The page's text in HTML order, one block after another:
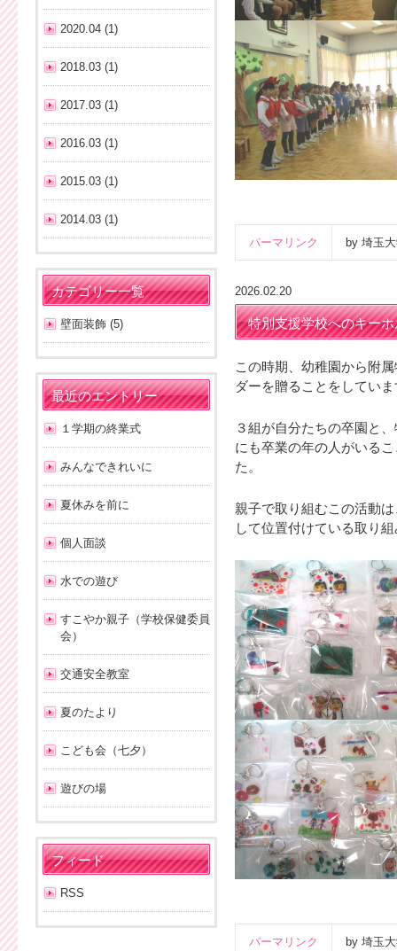
パーマリンク by 埼玉
2026.02.20
特別支援学校へのキー
この時期、幼稚園から附
ダーを贈ることをしてい
３組が自分たちの卒園と
にも卒業の年の人がいる
た。
親子で取り組むこの活動
して位置付けている取り
パーマリンク by 埼玉
2020.04 (1)
2018.03 (1)
2017.03 (1)
2016.03 (1)
2015.03 (1)
2014.03 (1)
カテゴリー一覧
壁面装飾 (5)
最近のエントリー
１学期の終業式
みんなできれいに
夏休みを前に
個人面談
水での遊び
すこやか親子（学校保健委員
会）
交通安全教室
夏のたより
こども会（七夕）
遊びの場
フィード
RSS